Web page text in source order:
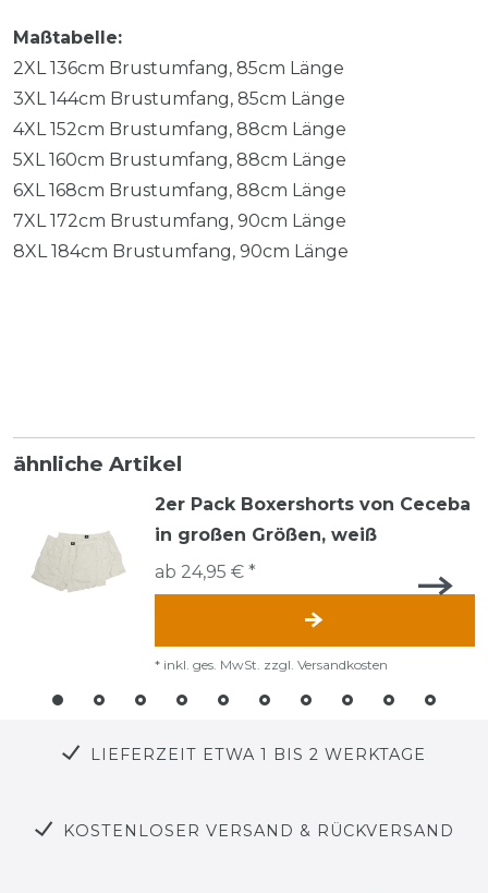
Maßtabelle:
2XL 136cm Brustumfang, 85cm Länge
3XL 144cm Brustumfang, 85cm Länge
4XL 152cm Brustumfang, 88cm Länge
5XL 160cm Brustumfang, 88cm Länge
6XL 168cm Brustumfang, 88cm Länge
7XL 172cm Brustumfang, 90cm Länge
8XL 184cm Brustumfang, 90cm Länge
ähnliche Artikel
2er Pack Boxershorts von Ceceba
in großen Größen, weiß
ab 24,95 € *
* inkl. ges. MwSt. zzgl. Versandkosten
LIEFERZEIT ETWA 1 BIS 2 WERKTAGE
KOSTENLOSER VERSAND & RÜCKVERSAND